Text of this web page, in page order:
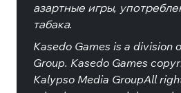
азартные игры,
табака.
Kasedo Games is a division
Group. Kasedo Games
Kalypso Media GroupAll